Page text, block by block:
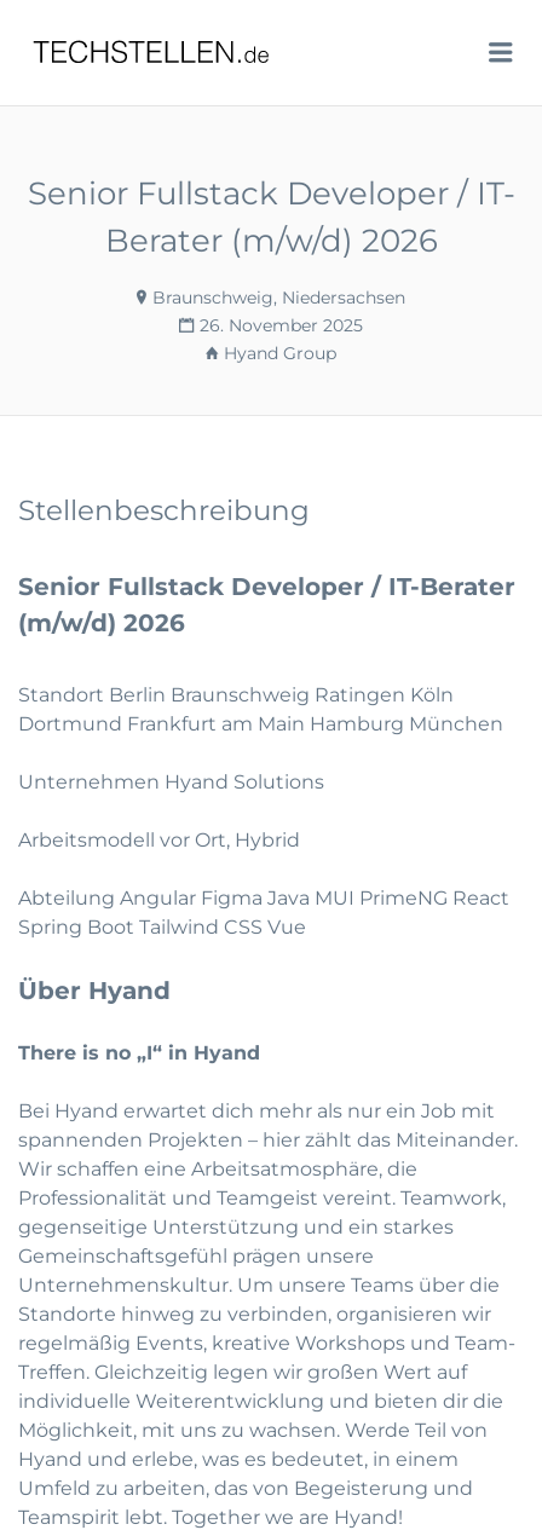
TECHSTELLEN.DE
Senior Fullstack Developer / IT-
Berater (m/w/d) 2026
Braunschweig, Niedersachsen
26. November 2025
Hyand Group
Stellenbeschreibung
Senior Fullstack Developer / IT-Berater
(m/w/d) 2026
Standort Berlin Braunschweig Ratingen Köln
Dortmund Frankfurt am Main Hamburg München
Unternehmen Hyand Solutions
Arbeitsmodell vor Ort, Hybrid
Abteilung Angular Figma Java MUI PrimeNG React
Spring Boot Tailwind CSS Vue
Über Hyand
There is no „I“ in Hyand
Bei Hyand erwartet dich mehr als nur ein Job mit
spannenden Projekten – hier zählt das Miteinander.
Wir schaffen eine Arbeitsatmosphäre, die
Professionalität und Teamgeist vereint. Teamwork,
gegenseitige Unterstützung und ein starkes
Gemeinschaftsgefühl prägen unsere
Unternehmenskultur. Um unsere Teams über die
Standorte hinweg zu verbinden, organisieren wir
regelmäßig Events, kreative Workshops und Team-
Treffen. Gleichzeitig legen wir großen Wert auf
individuelle Weiterentwicklung und bieten dir die
Möglichkeit, mit uns zu wachsen. Werde Teil von
Hyand und erlebe, was es bedeutet, in einem
Umfeld zu arbeiten, das von Begeisterung und
Teamspirit lebt. Together we are Hyand!